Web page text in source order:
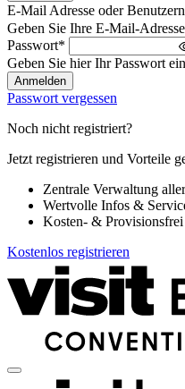
Willkommen
zurück!
Bitte
melden
Sie
sich
an
E-Mail Adresse oder
Geben Sie Ihre E-Mail-
Passwort*
Geben Sie hier Ihr Passwort
Passwort vergessen
Noch nicht registriert?
Jetzt registrieren und Vorteile
Zentrale Verwaltung
Wertvolle Infos &
Kosten- & Provisionsfrei
Kostenlos registrieren